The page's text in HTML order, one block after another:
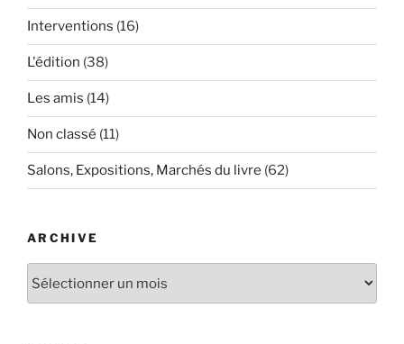
Interventions (16)
L'édition (38)
Les amis (14)
Non classé (11)
Salons, Expositions, Marchés du livre (62)
ARCHIVE